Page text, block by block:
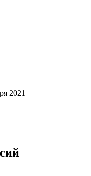
2021